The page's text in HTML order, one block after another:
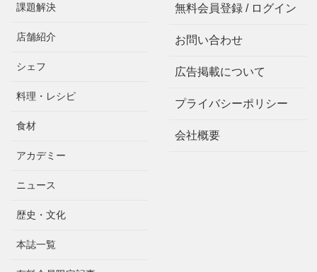
課題解決
店舗紹介
シェフ
料理・レシピ
食材
アカデミー
ニュース
歴史・文化
本誌一覧
無料会員登録 / ログイン
お問い合わせ
広告掲載について
プライバシーポリシー
会社概要